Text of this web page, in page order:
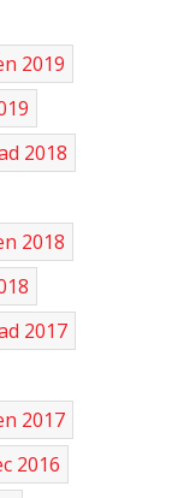
2019
2018
2018
2017
2017
2016